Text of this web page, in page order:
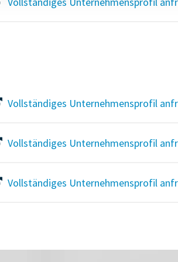
Vollständiges Unternehmensprofil
Vollständiges Unternehmensprofil
Vollständiges Unternehmensprofil